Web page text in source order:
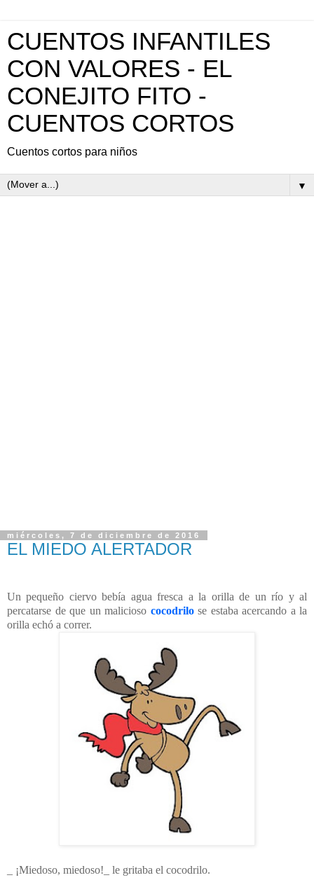
CUENTOS INFANTILES
CON VALORES - EL
CONEJITO FITO -
CUENTOS CORTOS
Cuentos cortos para niños
▼
miércoles, 7 de diciembre de 2016
EL MIEDO ALERTADOR
Un pequeño ciervo bebía agua fresca a la orilla de un río y al
percatarse de que un malicioso cocodrilose estaba acercando a la
orilla echó a correr.
_ ¡Miedoso, miedoso!_ le gritaba el cocodrilo.